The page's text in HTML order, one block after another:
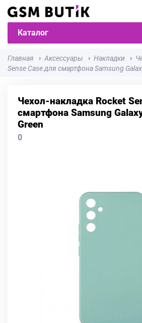
Каталог
Главная Аксессуары Накладки
Sense Case для смартфона Samsung
Чехол-накладка Rocket
смартфона Samsung
Green
0